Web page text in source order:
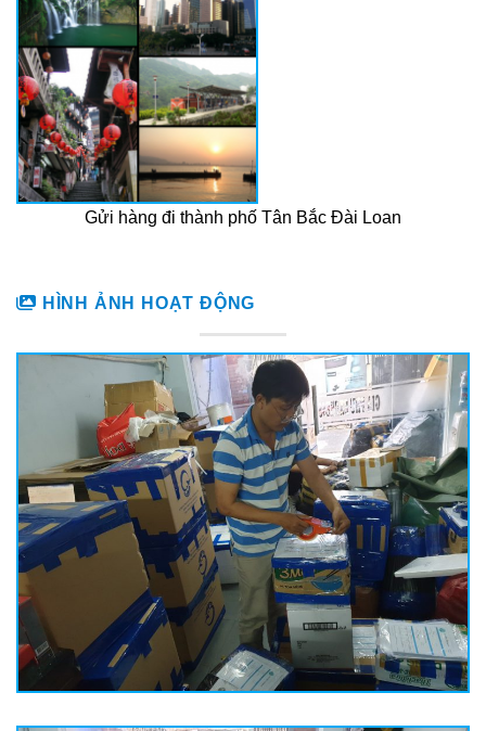
Gửi hàng đi thành phố Tân Bắc Đài Loan
HÌNH ẢNH HOẠT ĐỘNG